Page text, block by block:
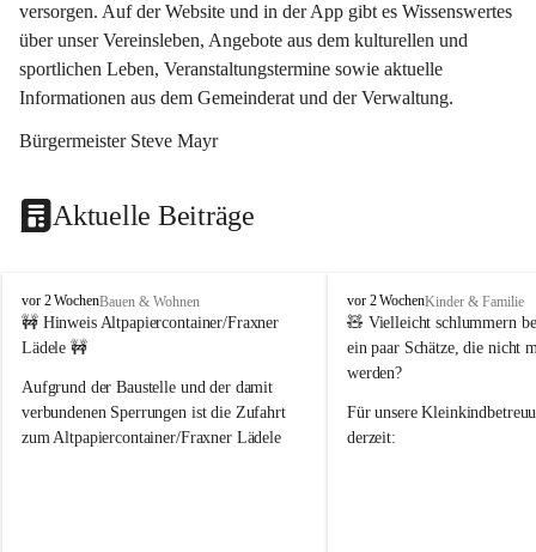
versorgen. Auf der Website und in der App gibt es Wissenswertes
über unser Vereinsleben, Angebote aus dem kulturellen und
sportlichen Leben, Veranstaltungstermine sowie aktuelle
Informationen aus dem Gemeinderat und der Verwaltung.
Bürgermeister Steve Mayr
Aktuelle Beiträge
F
r
a
e
r
n
vor 2 WochenBauen & Wohnen
🚧 Hinweis Altpapiercontainer/Fraxner
Lädele 🚧
Aufgrund der Baustelle und der damit
verbundenen Sperrungen ist die Zufahrt
zum Altpapiercontainer/Fraxner Lädele
F
r
a
x
r
n
vor 2 WochenKinder & Familie
🧸 Vielleicht schlummern
ein paar Schätze, die nicht
werden?
Für unsere
derzeit: